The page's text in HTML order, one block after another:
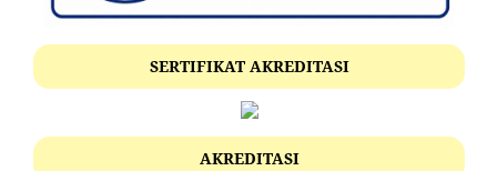
SERTIFIKAT AKREDITASI
AKREDITASI